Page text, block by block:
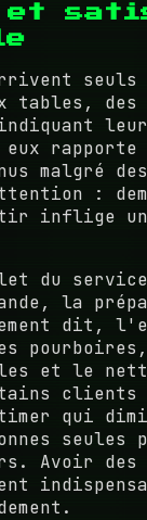
et
seuls
tables, des
leurs
eux
malgré
:
inflige un
du
la
dit,
et le
clients
qui
seules
Avoir